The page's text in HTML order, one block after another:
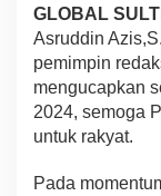
e
n
g
c
a
p
a
GLOBAL
Asruddin
pemimpin
mengucapkan
2024, semoga
untuk rakyat.
Pada